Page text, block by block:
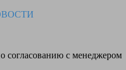
согласованию с менеджером